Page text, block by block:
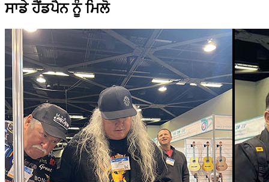
ਸਾਡੇ ਹੈਂਡਪੈਨ ਨੂੰ ਮਿਲੋ